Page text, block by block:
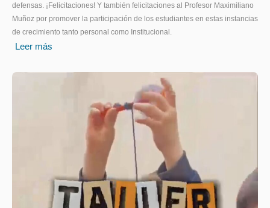
defensas. ¡Felicitaciones! Y también felicitaciones al Profesor Maximiliano
Muñoz por promover la participación de los estudiantes en estas instancias
de crecimiento tanto personal como Institucional.
Leer más